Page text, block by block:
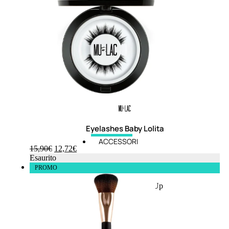
ESAURITO
ACCESSORI
Pennelli Labbra
Accessori Make Up
Accessori Occhi
Ciglia Finte
Pinzette
Temperamatite
Eyelashes Baby Lolita
15,90€ 12,72€
Esaurito
PROMO